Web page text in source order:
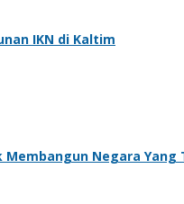
IKN di Kaltim
Negara Yang